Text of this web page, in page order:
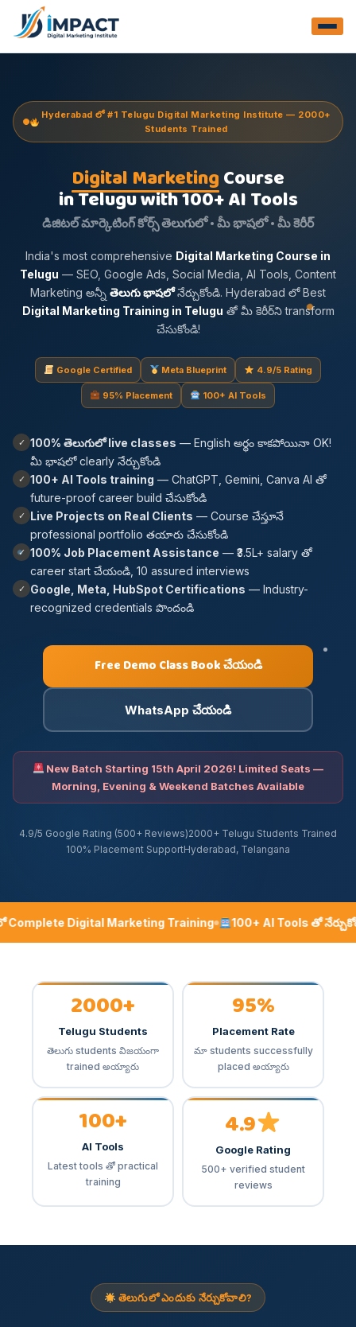
Hyderabad లో #1 Telugu Digital Marketing Institute — 2000+
Students Trained
Digital MarketingCourse
in Telugu with 100+ AI Tools
డిజిటల్ మార్కెటింగ్ కోర్స్ తెలుగులో • మీ భాషలో • మీ కెరీర్
India's most comprehensive Digital Marketing Course in
Telugu — SEO, Google Ads, Social Media, AI Tools, Content
Marketing అన్నీ తెలుగు భాషలోనేర్చుకోండి. Hyderabad లో Best
Digital Marketing Training in Telugu తో మీ కెరీర్‌ని transform
చేసుకోండి!
Google Certified Meta Blueprint 4.9/5 Rating
95% Placement 100+ AI Tools
✓ 100% తెలుగులో live classes — English అర్థం కాకపోయినా OK!
మీ భాషలో clearly నేర్చుకోండి
✓ 100+ AI Tools training — ChatGPT, Gemini, Canva AI తో
future-proof career build చేసుకోండి
✓ Live Projects on Real Clients — Course చేస్తూనే
professional portfolio తయారు చేసుకోండి
✓ 100% Job Placement Assistance — ₹3.5L+ salary తో
career start చేయండి, 10 assured interviews
✓ Google, Meta, HubSpot Certifications — Industry-
recognized credentials పొందండి
Free Demo Class Book చేయండి
WhatsApp చేయండి
New Batch Starting 15th April 2026! Limited Seats —
Morning, Evening & Weekend Batches Available
4.9/5 Google Rating (500+ Reviews)2000+ Telugu Students Trained
100% Placement SupportHyderabad, Telangana
Digital Marketing Training 100+ AI Tools తో
2000+
Telugu Students
తెలుగు students విజయంగా
trained అయ్యారు
95%
Placement Rate
మా students successfully
placed అయ్యారు
100+
AI Tools
Latest tools తో practical
training
4.9
Google Rating
500+ verified student
reviews
తెలుగులో ఎందుకు నేర్చుకోవాలి?